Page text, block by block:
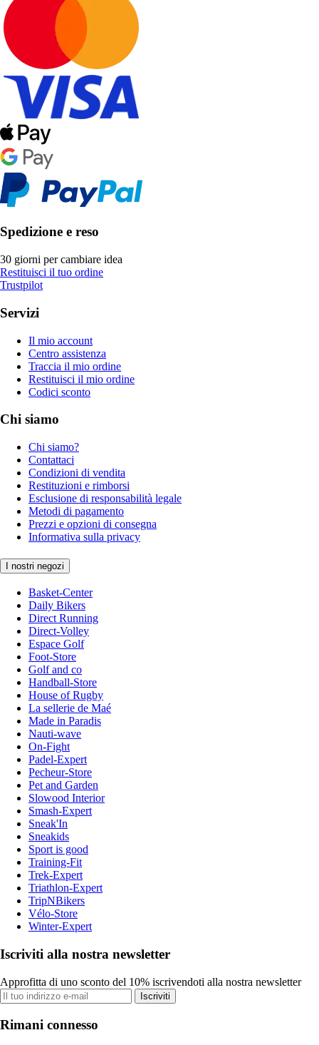
Spedizione e reso
30 giorni per cambiare idea
Restituisci il tuo ordine
Trustpilot
Servizi
Il mio account
Centro assistenza
Traccia il mio ordine
Restituisci il mio ordine
Codici sconto
Chi siamo
Chi siamo?
Contattaci
Condizioni di vendita
Restituzioni e rimborsi
Esclusione di responsabilità legale
Metodi di pagamento
Prezzi e opzioni di consegna
Informativa sulla privacy
I nostri negozi
Basket-Center
Daily Bikers
Direct Running
Direct-Volley
Espace Golf
Foot-Store
Golf and co
Handball-Store
House of Rugby
La sellerie de Maé
Made in Paradis
Nauti-wave
On-Fight
Padel-Expert
Pecheur-Store
Pet and Garden
Slowood Interior
Smash-Expert
Sneak'In
Sneakids
Sport is good
Training-Fit
Trek-Expert
Triathlon-Expert
TripNBikers
Vélo-Store
Winter-Expert
Iscriviti alla nostra newsletter
Approfitta di uno sconto del 10% iscrivendoti alla nostra newsletter
Iscriviti
Rimani connesso